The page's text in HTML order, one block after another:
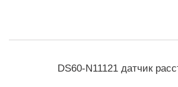
DS60-N11121 датчик